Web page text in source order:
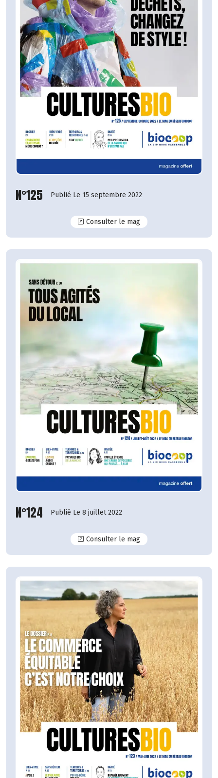
N°125 Publié Le 15 septembre 2022
Consulter le magN°125
N°124 Publié Le 8 juillet 2022
Consulter le magN°124